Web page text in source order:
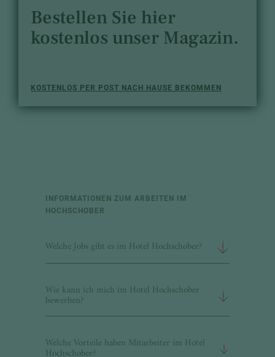
Bestellen Sie hier
kostenlos unser Magazin.
KOSTENLOS PER POST NACH HAUSE BEKOMMEN
INFORMATIONEN ZUM ARBEITEN IM
HOCHSCHOBER
Welche Jobs gibt es im Hotel Hochschober?
Wie kann ich mich im Hotel Hochschober
bewerben?
Welche Vorteile haben Mitarbeiter im Hotel
Hochschober?